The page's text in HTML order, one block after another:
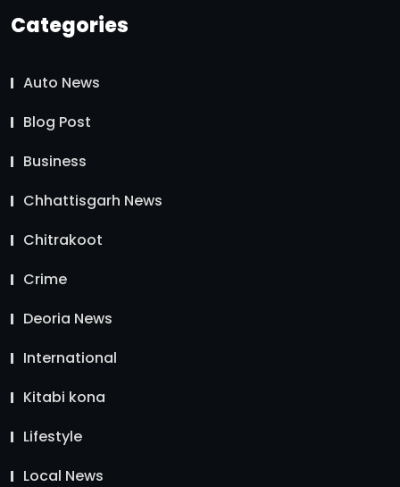
Categories
Auto News
Blog Post
Business
Chhattisgarh News
Chitrakoot
Crime
Deoria News
International
Kitabi kona
Lifestyle
Local News